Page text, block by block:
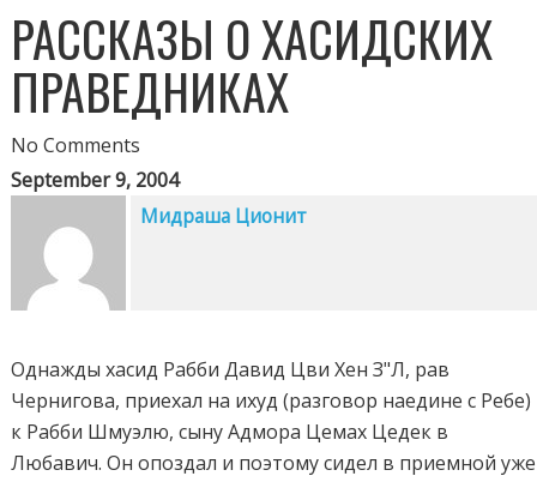
РАССКАЗЫ О ХАСИДСКИХ
ПРАВЕДНИКАХ
No Comments
September 9, 2004
Мидраша Ционит
Однажды хасид Рабби Давид Цви Хен З"Л, рав
Чернигова, приехал на ихуд (разговор наедине с Ребе)
к Рабби Шмуэлю, сыну Адмора Цемах Цедек в
Любавич. Он опоздал и поэтому сидел в приемной уже